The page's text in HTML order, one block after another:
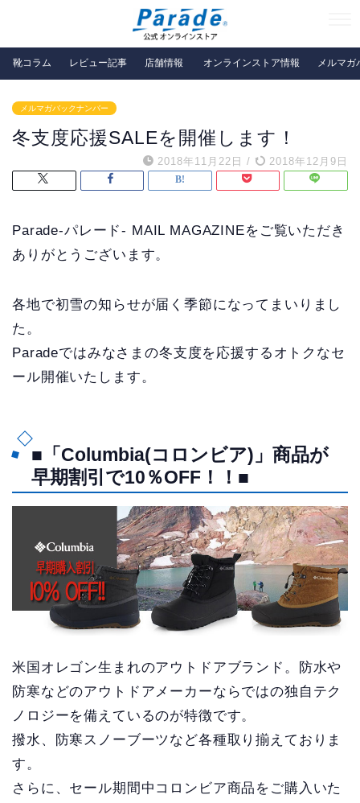
靴コラム レビュー記事 店舗情報 オンラインストア情報 メルマガ
メルマガバックナンバー
冬支度応援SALEを開催します！
2018年11月22日 / 2018年12月9日
Parade-パレード- MAIL MAGAZINEをご覧いただき
ありがとうございます。
各地で初雪の知らせが届く季節になってまいりまし
た。
Paradeではみなさまの冬支度を応援するオトクなセ
ール開催いたします。
■「Columbia(コロンビア)」商品が
早期割引で10％OFF！！■
米国オレゴン生まれのアウトドアブランド。防水や
防寒などのアウトドアメーカーならではの独自テク
ノロジーを備えているのが特徴です。
撥水、防寒スノーブーツなど各種取り揃えておりま
す。
さらに、セール期間中コロンビア商品をご購入いた